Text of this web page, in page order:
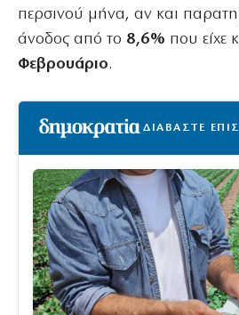
περσινού μήνα, αν και
άνοδος από το 8,6% που είχε
Φεβρουάριο.
ΔΙΑΒΑΣΤΕ